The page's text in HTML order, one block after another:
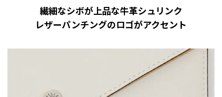
繊細なシボが上品な牛革シュリンク
レザーパンチングのロゴがアクセント